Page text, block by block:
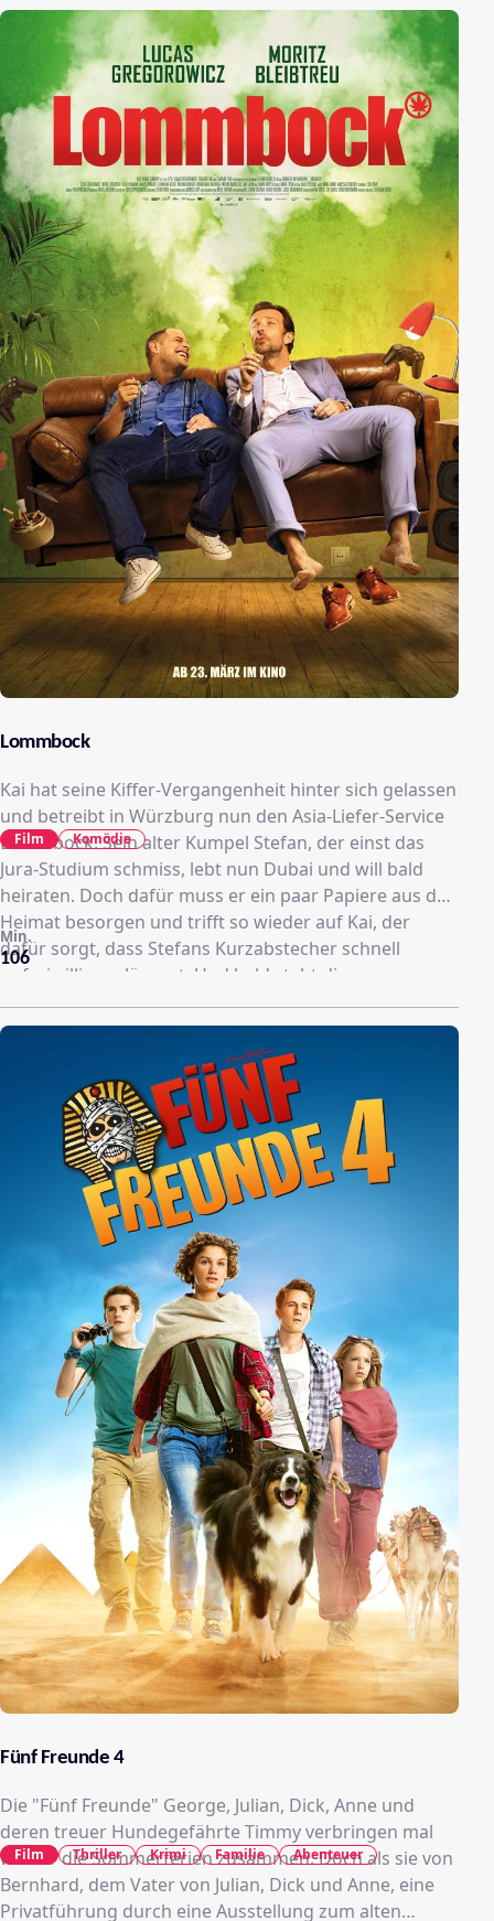
Lommbock
Kai hat seine Kiffer-Vergangenheit hinter sich gelassen
und betreibt in Würzburg nun den Asia-Liefer-Service
Lommbock. Sein alter Kumpel Stefan, der einst das
Jura-Studium schmiss, lebt nun Dubai und will bald
heiraten. Doch dafür muss er ein paar Papiere aus der
Heimat besorgen und trifft so wieder auf Kai, der
dafür sorgt, dass Stefans Kurzabstecher schnell
unfreiwillig verlängert. Und bald steht die
Freundschaft der beiden vor einer großen
Herausforderung, denn die Vergangenheit kickt
106
Min.
Film Komödie
Fünf Freunde 4
Die "Fünf Freunde" George, Julian, Dick, Anne und
deren treuer Hundegefährte Timmy verbringen mal
wieder die Sommerferien zusammen. Doch als sie von
Bernhard, dem Vater von Julian, Dick und Anne, eine
Privatführung durch eine Ausstellung zum alten
Film Thriller Krimi Familie Abenteuer